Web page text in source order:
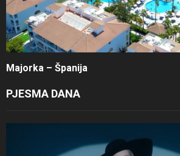
Majorka – Španija
PJESMA DANA